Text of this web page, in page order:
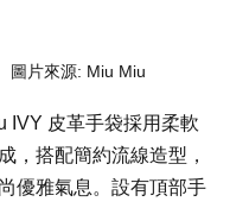
圖片來源: Miu Miu
IVY 皮革手袋採用柔軟
，搭配簡約流線造型，
優雅氣息。設有頂部手